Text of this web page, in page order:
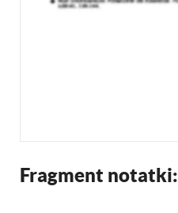
Fragment notatki: